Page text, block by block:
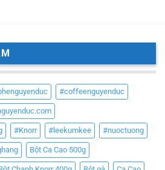
#coffeenguyenduc
#Knorr #leekumkee #nuoctuong
Bột Ca Cao 500g